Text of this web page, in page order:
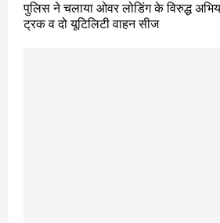
पुलिस ने चलाया ओवर लोडिंग के विरुद्ध
ट्रक व दो यूटिलिटी वाहन सीज